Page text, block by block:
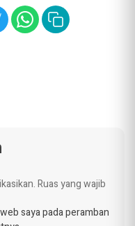
Ruas yang wajib
saya pada peramban